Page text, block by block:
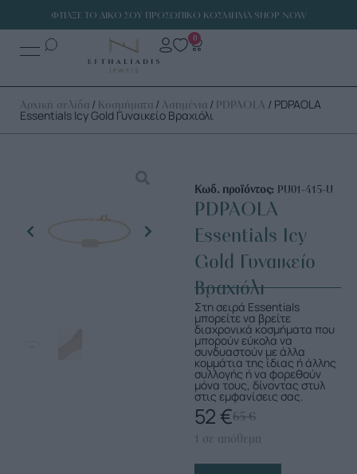
ΦΤΙΑΞΕ ΤΟ ΔΙΚΟ ΣΟΥ ΠΡΟΣΩΠΙΚΟ ΚΟΣΜΗΜΑ SHOP NOW
0
Αρχική σελίδα / Κοσμήματα / Ασημένια / PDPAOLA / PDPAOLA
Essentials Icy Gold Γυναικείο Βραχιόλι
Κωδ. προϊόντος: PU01-415-U
PDPAOLA
Essentials Icy
Gold Γυναικείο
Βραχιόλι
Στη σειρά Essentials
μπορείτε να βρείτε
διαχρονικά κοσμήματα που
μπορούν εύκολα να
συνδυαστούν με άλλα
κομμάτια της ίδιας ή άλλης
συλλογής ή να φορεθούν
μόνα τους, δίνοντας στυλ
στις εμφανίσεις σας.
65€
52 €
1 σε απόθεμα